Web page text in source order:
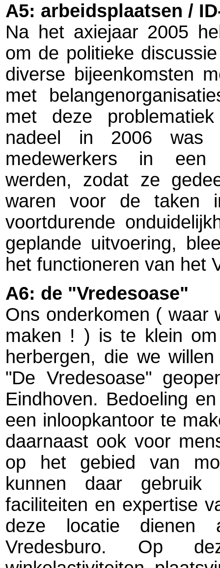
A5: arbeidsplaatsen /
Na het axiejaar 2005
om de politieke
diverse bijeenkomsten
met
met deze
nadeel in 2006 was
medewerkers in een
werden, zodat ze
waren voor de taken
voortdurende
geplande uitvoering,
het functioneren van het
A6: de "Vredesoase"
Ons onderkomen ( waar
maken ! ) is te klein
herbergen, die we
"De Vredesoase"
Eindhoven. Bedoeling
een inloopkantoor te
daarnaast ook voor
op het gebied van
kunnen daar
faciliteiten en expertise
deze locatie dienen
Vredesburo. Op